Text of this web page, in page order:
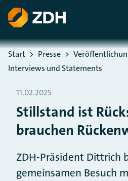
ZUM HAUPTINHALT SPRINGEN
ZUR SUCHE SPRINGEN
Sie befinden sich hier:
Start Presse
Interviews und Statements
11.02.2025
Stillstand ist
brauchen
ZDH-Präsident Dittrich
gemeinsamen Besuch